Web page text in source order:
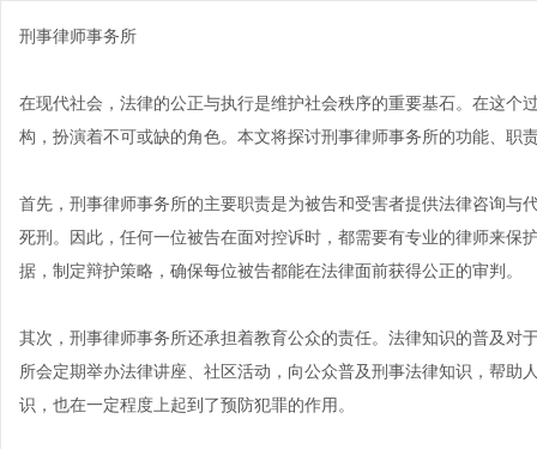
刑事律师事务所
在现代社会，法律的公正与执行是维护社会秩序的重要基石。在这个
构，扮演着不可或缺的角色。本文将探讨刑事律师事务所的功能、职
首先，刑事律师事务所的主要职责是为被告和受害者提供法律咨询与
死刑。因此，任何一位被告在面对控诉时，都需要有专业的律师来保
据，制定辩护策略，确保每位被告都能在法律面前获得公正的审判。
其次，刑事律师事务所还承担着教育公众的责任。法律知识的普及对
所会定期举办法律讲座、社区活动，向公众普及刑事法律知识，帮
识，也在一定程度上起到了预防犯罪的作用。